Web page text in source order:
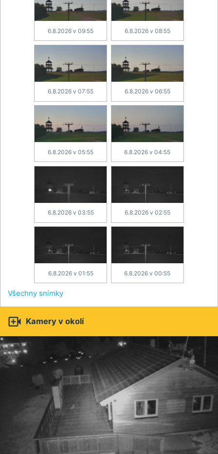
6.8.2026 v 09:55 6.8.2026 v 08:55
6.8.2026 v 07:55 6.8.2026 v 06:55
6.8.2026 v 05:55 6.8.2026 v 04:55
6.8.2026 v 03:55 6.8.2026 v 02:55
6.8.2026 v 01:55 6.8.2026 v 00:55
Všechny snímky
 Kamery v okolí